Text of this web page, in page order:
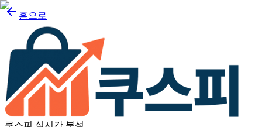
홈으로
쿠스피 실시간 분석